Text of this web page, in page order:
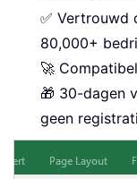
✅ Vertrouwd
80,000+
🚀
🎁 30-dagen
geen